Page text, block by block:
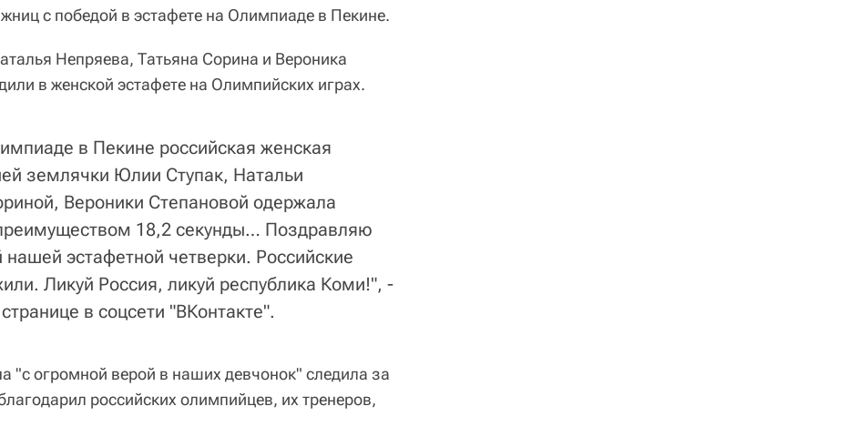
с победой в эстафете на Олимпиаде в Пекине.
Непряева, Татьяна Сорина и Вероника
в женской эстафете на Олимпийских играх.
в Пекине российская женская
землячки Юлии Ступак, Натальи
Вероники Степановой одержала
18,2 секунды… Поздравляю
нашей эстафетной четверки. Российские
Ликуй Россия, ликуй республика Коми!", -
в соцсети "ВКонтакте".
"с огромной верой в наших девчонок" следила за
российских олимпийцев, их тренеров,